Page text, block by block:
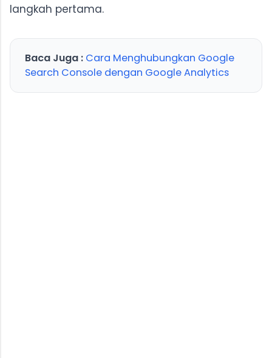
langkah pertama.
Baca Juga : Cara Menghubungkan Google
Search Console dengan Google Analytics